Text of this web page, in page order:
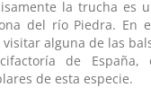
la trucha es
del río Piedra. En
visitar alguna de las
de
de esta especie.